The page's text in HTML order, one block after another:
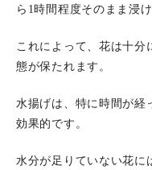
ら1時間程度そのまま浸
これによって、花は十分
態が保たれます。
水揚げは、特に時間が経
効果的です。
水分が足りていない花に